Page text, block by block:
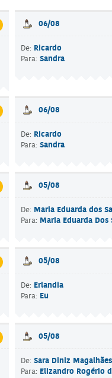
06/08
De: Ricardo
Para: Sandra
06/08
De: Ricardo
Para: Sandra
05/08
De: Maria Eduarda dos
Para: Maria Eduarda Dos
05/08
De: Erlandia
Para: Eu
05/08
De: Sara Diniz Magalhães
Para: Elizandro Rogério